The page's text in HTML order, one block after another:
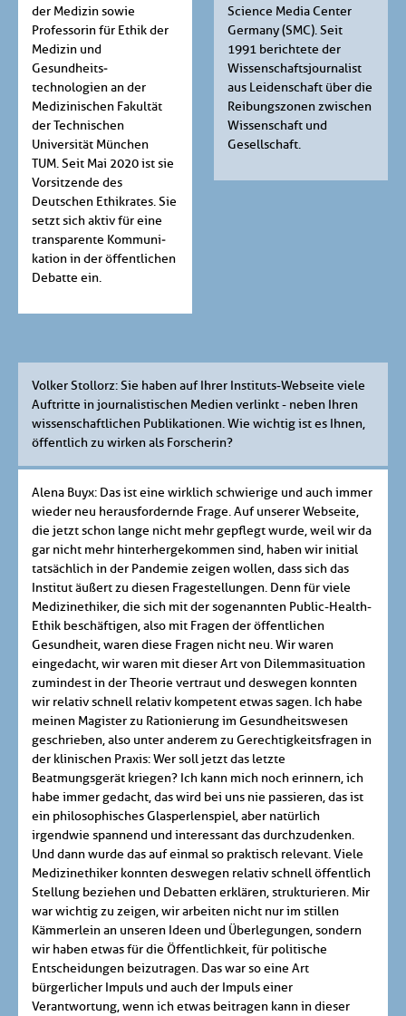
der Medizin sowie
Professorin für Ethik der
Medizin und
Gesundheits­
technologien an der
Medizinischen Fakultät
der Technischen
Universität München
TUM. Seit Mai 2020 ist sie
Vorsitzende des
Deutschen Ethikrates. Sie
setzt sich aktiv für eine
transparente Kommuni­
kation in der öffentlichen
Debatte ein.
Science Media Center
Germany (SMC). Seit
1991 berichtete der
Wissenschafts­journalist
aus Leidenschaft über die
Reibungszonen zwischen
Wissenschaft und
Gesellschaft.
Volker Stollorz: Sie haben auf Ihrer Instituts-Webseite viele
Auftritte in journalistischen Medien verlinkt - neben Ihren
wissenschaftlichen Publikationen. Wie wichtig ist es Ihnen,
öffentlich zu wirken als Forscherin?
Alena Buyx: Das ist eine wirklich schwierige und auch immer
wieder neu herausfordernde Frage. Auf unserer Webseite,
die jetzt schon lange nicht mehr gepflegt wurde, weil wir da
gar nicht mehr hinterhergekommen sind, haben wir initial
tatsächlich in der Pandemie zeigen wollen, dass sich das
Institut äußert zu diesen Fragestellungen. Denn für viele
Medizinethiker, die sich mit der sogenannten Public-Health-
Ethik beschäftigen, also mit Fragen der öffentlichen
Gesundheit, waren diese Fragen nicht neu. Wir waren
eingedacht, wir waren mit dieser Art von Dilemmasituation
zumindest in der Theorie vertraut und deswegen konnten
wir relativ schnell relativ kompetent etwas sagen. Ich habe
meinen Magister zu Rationierung im Gesundheitswesen
geschrieben, also unter anderem zu Gerechtigkeitsfragen in
der klinischen Praxis: Wer soll jetzt das letzte
Beatmungsgerät kriegen? Ich kann mich noch erinnern, ich
habe immer gedacht, das wird bei uns nie passieren, das ist
ein philosophisches Glasperlenspiel, aber natürlich
irgendwie spannend und interessant das durchzudenken.
Und dann wurde das auf einmal so praktisch relevant. Viele
Medizinethiker konnten deswegen relativ schnell öffentlich
Stellung beziehen und Debatten erklären, strukturieren. Mir
war wichtig zu zeigen, wir arbeiten nicht nur im stillen
Kämmerlein an unseren Ideen und Überlegungen, sondern
wir haben etwas für die Öffentlichkeit, für politische
Entscheidungen beizutragen. Das war so eine Art
bürgerlicher Impuls und auch der Impuls einer
Verantwortung, wenn ich etwas beitragen kann in dieser